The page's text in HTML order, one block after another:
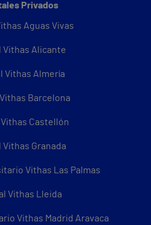
Privados
Aguas Vivas
Vithas Alicante
Vithas Almería
Barcelona
Castellón
Vithas Granada
Vithas Las Palmas
Vithas Lleida
Vithas Madrid Aravaca